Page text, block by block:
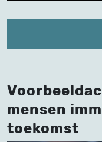
mensen
toekomst